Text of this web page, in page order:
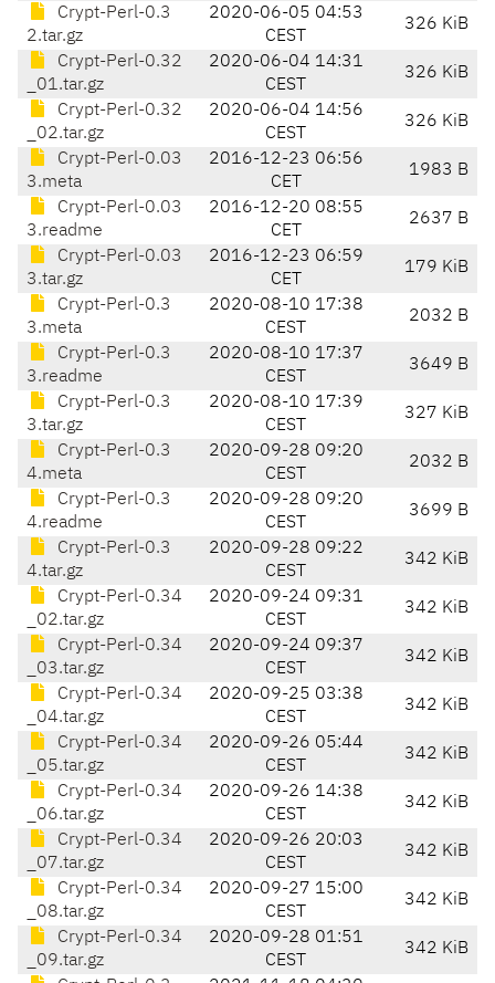
Crypt-Perl-0.3
2.tar.gz
2020-06-05 04:53
CEST
326 KiB
Crypt-Perl-0.32
_01.tar.gz
2020-06-04 14:31
CEST
326 KiB
Crypt-Perl-0.32
_02.tar.gz
2020-06-04 14:56
CEST
326 KiB
Crypt-Perl-0.03
3.meta
2016-12-23 06:56
CET
1983 B
Crypt-Perl-0.03
3.readme
2016-12-20 08:55
CET
2637 B
Crypt-Perl-0.03
3.tar.gz
2016-12-23 06:59
CET
179 KiB
Crypt-Perl-0.3
3.meta
2020-08-10 17:38
CEST
2032 B
Crypt-Perl-0.3
3.readme
2020-08-10 17:37
CEST
3649 B
Crypt-Perl-0.3
3.tar.gz
2020-08-10 17:39
CEST
327 KiB
Crypt-Perl-0.3
4.meta
2020-09-28 09:20
CEST
2032 B
Crypt-Perl-0.3
4.readme
2020-09-28 09:20
CEST
3699 B
Crypt-Perl-0.3
4.tar.gz
2020-09-28 09:22
CEST
342 KiB
Crypt-Perl-0.34
_02.tar.gz
2020-09-24 09:31
CEST
342 KiB
Crypt-Perl-0.34
_03.tar.gz
2020-09-24 09:37
CEST
342 KiB
Crypt-Perl-0.34
_04.tar.gz
2020-09-25 03:38
CEST
342 KiB
Crypt-Perl-0.34
_05.tar.gz
2020-09-26 05:44
CEST
342 KiB
Crypt-Perl-0.34
_06.tar.gz
2020-09-26 14:38
CEST
342 KiB
Crypt-Perl-0.34
_07.tar.gz
2020-09-26 20:03
CEST
342 KiB
Crypt-Perl-0.34
_08.tar.gz
2020-09-27 15:00
CEST
342 KiB
Crypt-Perl-0.34
_09.tar.gz
2020-09-28 01:51
CEST
342 KiB